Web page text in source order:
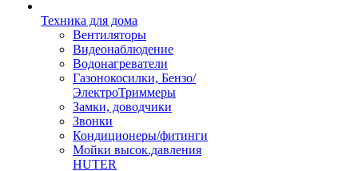
Техника для дома
Вентиляторы
Видеонаблюдение
Водонагреватели
Газонокосилки, Бензо/
ЭлектроТриммеры
Замки, доводчики
Звонки
Кондиционеры/фитинги
Мойки высок.давления
HUTER